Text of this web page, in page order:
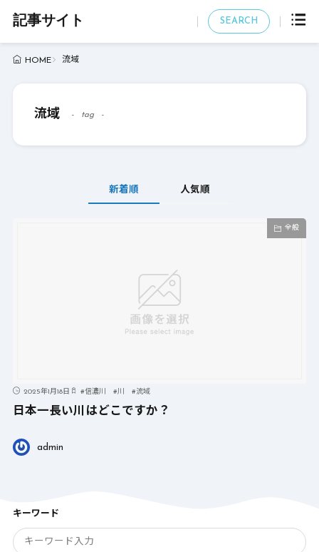
記事サイト SEARCH
HOME 流域
流域 tag
新着順 人気順
全般
2025年1月18日 #信濃川 #川 #流域
日本一長い川はどこですか？
admin
キーワード